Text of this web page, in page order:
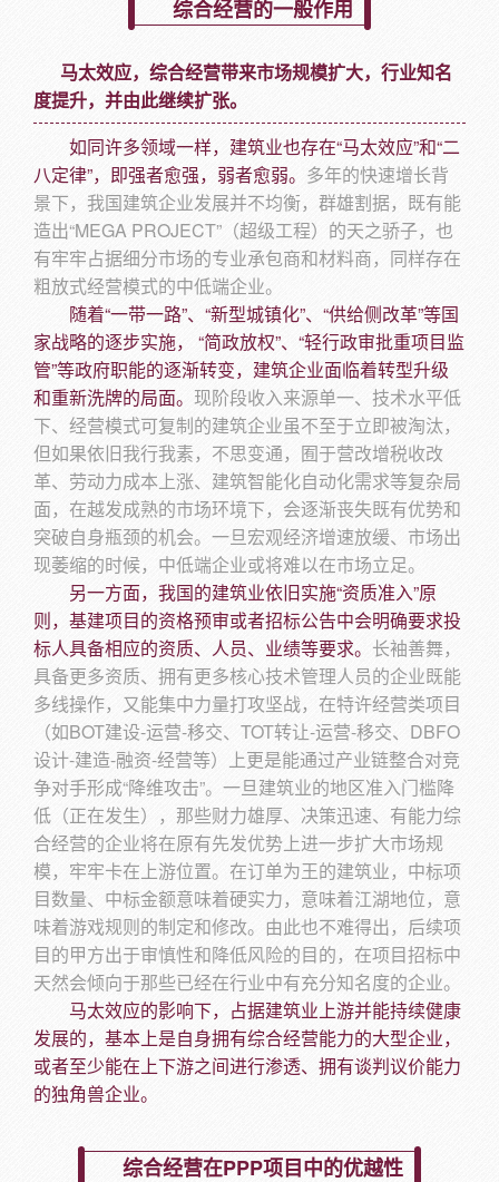
综合经营的一般作用
马太效应，综合经营带来市场规模扩大，行业知名
度提升，并由此继续扩张。
如同许多领域一样，建筑业也存在“马太效应”和“二
八定律”，即强者愈强，弱者愈弱。 多年的快速增长背
景下，我国建筑企业发展并不均衡，群雄割据，既有能
造出“MEGA PROJECT”（超级工程）的天之骄子，也
有牢牢占据细分市场的专业承包商和材料商，同样存在
粗放式经营模式的中低端企业。
随着“一带一路”、“新型城镇化”、“供给侧改革”等国
家战略的逐步实施， “简政放权”、“轻行政审批重项目监
管”等政府职能的逐渐转变，建筑企业面临着转型升级
和重新洗牌的局面。 现阶段收入来源单一、技术水平低
下、经营模式可复制的建筑企业虽不至于立即被淘汰，
但如果依旧我行我素，不思变通，囿于营改增税收改
革、劳动力成本上涨、建筑智能化自动化需求等复杂局
面，在越发成熟的市场环境下，会逐渐丧失既有优势和
突破自身瓶颈的机会。一旦宏观经济增速放缓、市场出
现萎缩的时候，中低端企业或将难以在市场立足。
另一方面，我国的建筑业依旧实施“资质准入”原
则，基建项目的资格预审或者招标公告中会明确要求投
标人具备相应的资质、人员、业绩等要求。 长袖善舞，
具备更多资质、拥有更多核心技术管理人员的企业既能
多线操作，又能集中力量打攻坚战，在特许经营类项目
（如BOT建设-运营-移交、TOT转让-运营-移交、DBFO
设计-建造-融资-经营等）上更是能通过产业链整合对竞
争对手形成“降维攻击”。一旦建筑业的地区准入门槛降
低（正在发生），那些财力雄厚、决策迅速、有能力综
合经营的企业将在原有先发优势上进一步扩大市场规
模，牢牢卡在上游位置。在订单为王的建筑业，中标项
目数量、中标金额意味着硬实力，意味着江湖地位，意
味着游戏规则的制定和修改。由此也不难得出，后续项
目的甲方出于审慎性和降低风险的目的，在项目招标中
天然会倾向于那些已经在行业中有充分知名度的企业。
马太效应的影响下，占据建筑业上游并能持续健康
发展的，基本上是自身拥有综合经营能力的大型企业，
或者至少能在上下游之间进行渗透、拥有谈判议价能力
的独角兽企业。
综合经营在PPP项目中的优越性